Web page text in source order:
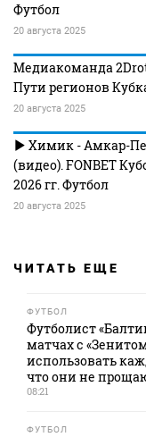
Футбол
20 августа 2025
Медиакоманда
Пути регионов
20 августа 2025
Химик - Амкар-
(видео). FONBET
2026 гг. Футбол
20 августа 2025
ЧИТАТЬ ЕЩЕ
ФУТБОЛ
Футболист
матчах с
использовать
что они не
08:21
ФУТБОЛ